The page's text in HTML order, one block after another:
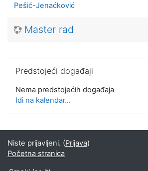
Pešić-Jenaćković
Master rad
Predstojeći događaji
Nema predstojećih događaja
Idi na kalendar...
Niste prijavljeni. (Prijava)
Početna stranica